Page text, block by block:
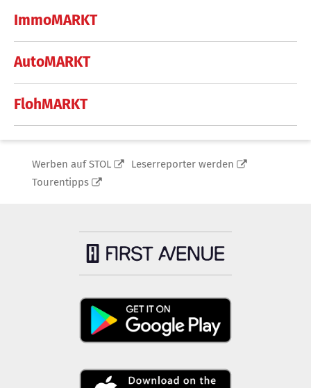
ImmoMARKT
AutoMARKT
FlohMARKT
Werben auf STOL
Leserreporter werden
Tourentipps